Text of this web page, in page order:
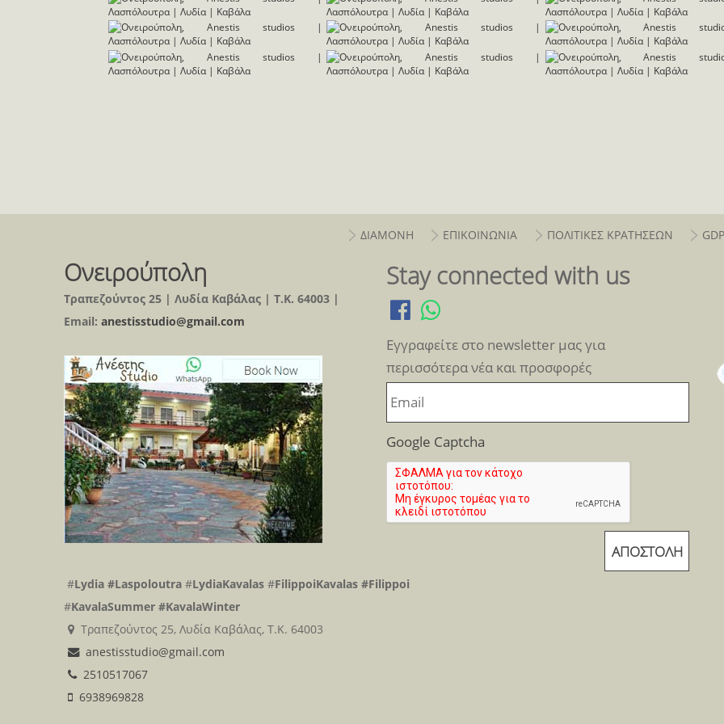
ΔΙΑΜΟΝΗ ΕΠΙΚΟΙΝΩΝΙΑ ΠΟΛΙΤΙΚΕΣ ΚΡΑΤΗΣΕΩΝ
Ονειρούπολη
Τραπεζούντος 25 | Λυδία Καβάλας | Τ.Κ. 64003 |
Email:anestisstudio@gmail.com
#Lydia #Laspoloutra#LydiaKavalas #FilippoiKavalas #Filippoi
#KavalaSummer#KavalaWinter
Τραπεζούντος 25, Λυδία Καβάλας, Τ.Κ. 64003
anestisstudio@gmail.com
2510517067
6938969828
Stay connected with us
Εγγραφείτε στο newsletter μας για
περισσότερα νέα και προσφορές
Google Captcha